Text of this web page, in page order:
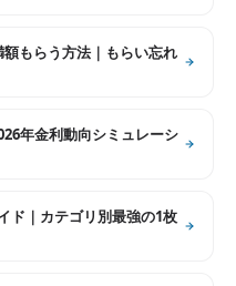
額もらう方法｜もらい忘れ
年金利動向シミュレーシ
ド｜カテゴリ別最強の1枚